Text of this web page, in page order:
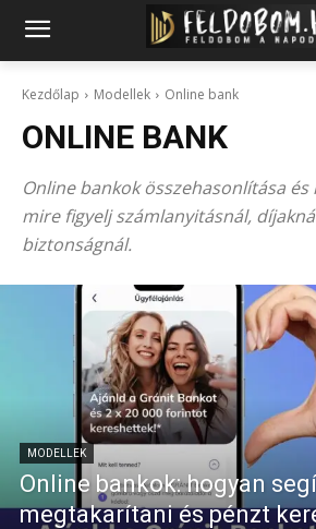
Kezdőlap Modellek Online bank
ONLINE BANK
Online bankok összehasonlítása és
mire figyelj számlanyitásnál,
biztonságnál.
MODELLEK
Online bankok: hogyan
megtakarítani és pénzt